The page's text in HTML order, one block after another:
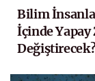
Bilim
İçinde Yapay